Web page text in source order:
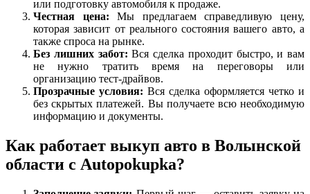
или подготовку автомобиля к продаже.
Честная цена: Мы предлагаем справедливую цену,
которая зависит от реального состояния вашего авто, а
также спроса на рынке.
Без лишних забот: Вся сделка проходит быстро, и вам
не нужно тратить время на переговоры или
организацию тест-драйвов.
Прозрачные условия: Вся сделка оформляется четко и
без скрытых платежей. Вы получаете всю необходимую
информацию и документы.
Как работает выкуп авто в Волынской
области с Autopokupka?